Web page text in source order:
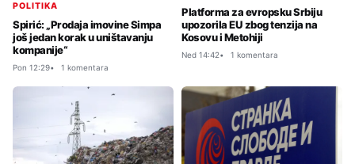
POLITIKA
Spirić: „Prodaja imovine Simpa
još jedan korak u uništavanju
kompanije“
Pon 12:29 1 komentara
Platforma za evropsku Srbiju
upozorila EU zbog tenzija na
Kosovu i Metohiji
Ned 14:42 1 komentara